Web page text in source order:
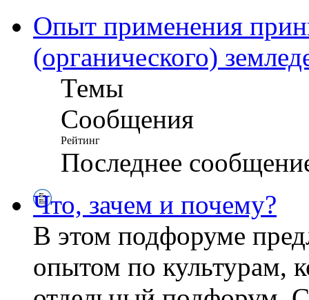
Опыт применения
(органического)
Темы
Сообщения
Рейтинг
Последнее
Что, зачем и почему?
В этом подфоруме
опытом по культурам,